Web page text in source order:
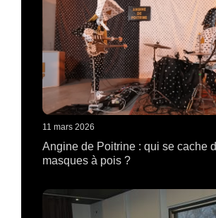
11 mars 2026
Angine de Poitrine : qui se cache
masques à pois ?